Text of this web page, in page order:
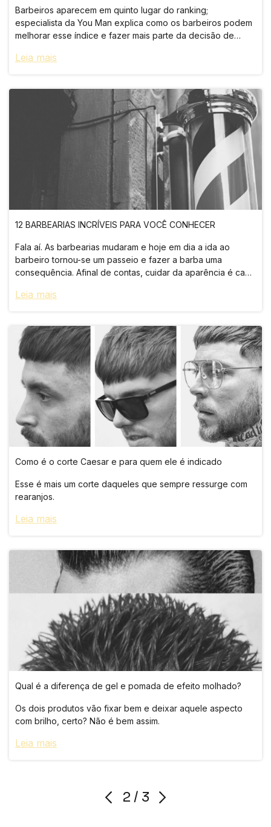
Barbeiros aparecem em quinto lugar do ranking;
especialista da You Man explica como os barbeiros podem
melhorar esse índice e fazer mais parte da decisão de
Leia mais
12 BARBEARIAS INCRÍVEIS PARA VOCÊ CONHECER
Fala aí. As barbearias mudaram e hoje em dia a ida ao
barbeiro tornou-se um passeio e fazer a barba uma
consequência. Afinal de contas, cuidar da aparência é cada
dia, além dos serviços usuais, as
Leia mais
Como é o corte Caesar e para quem ele é indicado
Esse é mais um corte daqueles que sempre ressurge com
rearanjos.
Leia mais
Qual é a diferença de gel e pomada de efeito molhado?
Os dois produtos vão fixar bem e deixar aquele aspecto
com brilho, certo? Não é bem assim.
Leia mais
2 / 3